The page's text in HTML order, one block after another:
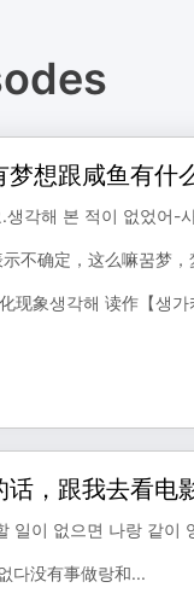
梦想跟咸鱼有什
각해 본 적이 없었어-
不确定，这么嘛꿈梦，
现象생각해 读作【생
话，跟我去看电
일이 없으면 나랑 같
다没有事做랑和...